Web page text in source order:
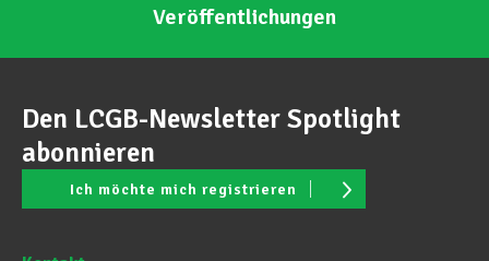
Veröffentlichungen
Den LCGB-Newsletter Spotlight
abonnieren
Ich möchte mich registrieren